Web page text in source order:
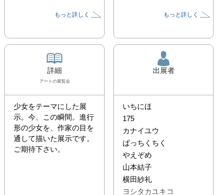
もっと詳しく もっと詳しく
詳細
アート の展覧会
少女をテーマにした展
示。今、この瞬間。進行
形の少女を、作家の目を
通して描いた展示です。
出展者
いちにほ
175
カナイユウ
ぱっちくちく
やえぞめ
山本結子
横田紗礼
ヨシタカユキコ